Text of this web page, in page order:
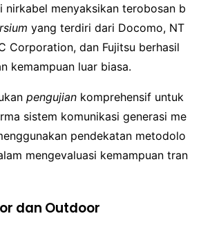
nirkabel menyaksikan terobosan b
yang terdiri dari Docomo, NT
Corporation, dan Fujitsu berhasil
kemampuan luar biasa.
pengujian komprehensif untuk
sistem komunikasi generasi me
pendekatan metodolo
mengevaluasi kemampuan tran
dan Outdoor